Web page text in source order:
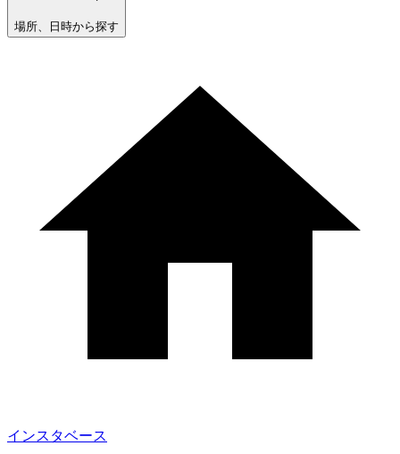
場所、日時から探す
インスタベース